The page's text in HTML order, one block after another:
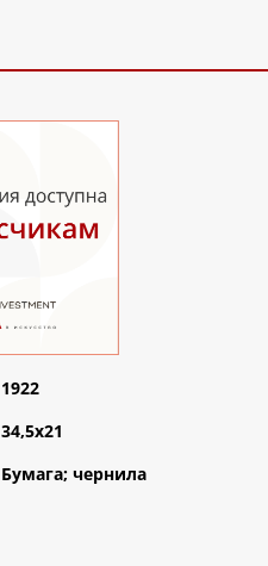
1922
34,5х21
Бумага; чернила